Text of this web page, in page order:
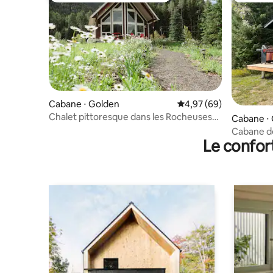
Cabane ⋅ Golden Évaluation moyenne
4,97 (69)
Chalet pittoresque dans les Rocheuses
Cabane ⋅
A
Cabane
Le